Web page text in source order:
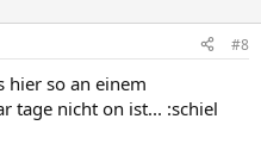
#8
hier so an einem
tage nicht on ist... :schiel